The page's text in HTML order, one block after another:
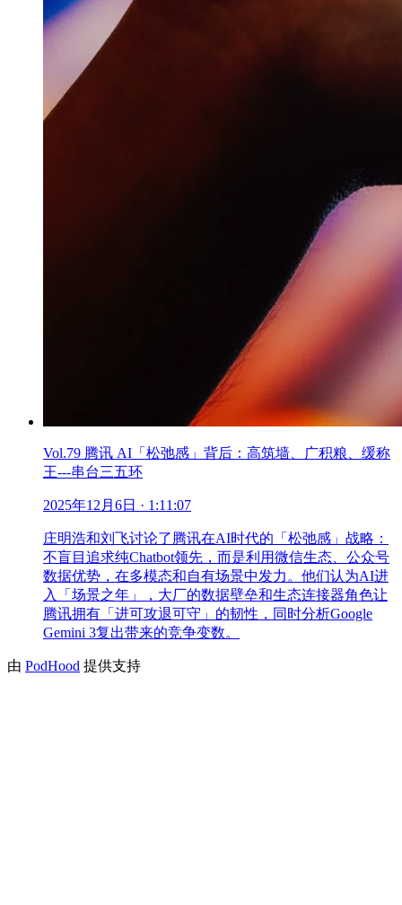
Vol.79 腾讯 AI「松弛感」背后：高筑墙、广积粮、缓称
王---串台三五环
2025年12月6日 · 1:11:07
庄明浩和刘飞讨论了腾讯在AI时代的「松弛感」战略：
不盲目追求纯Chatbot领先，而是利用微信生态、公众号
数据优势，在多模态和自有场景中发力。他们认为AI进
入「场景之年」，大厂的数据壁垒和生态连接器角色让
腾讯拥有「进可攻退可守」的韧性，同时分析Google
Gemini 3复出带来的竞争变数。
由 PodHood 提供支持